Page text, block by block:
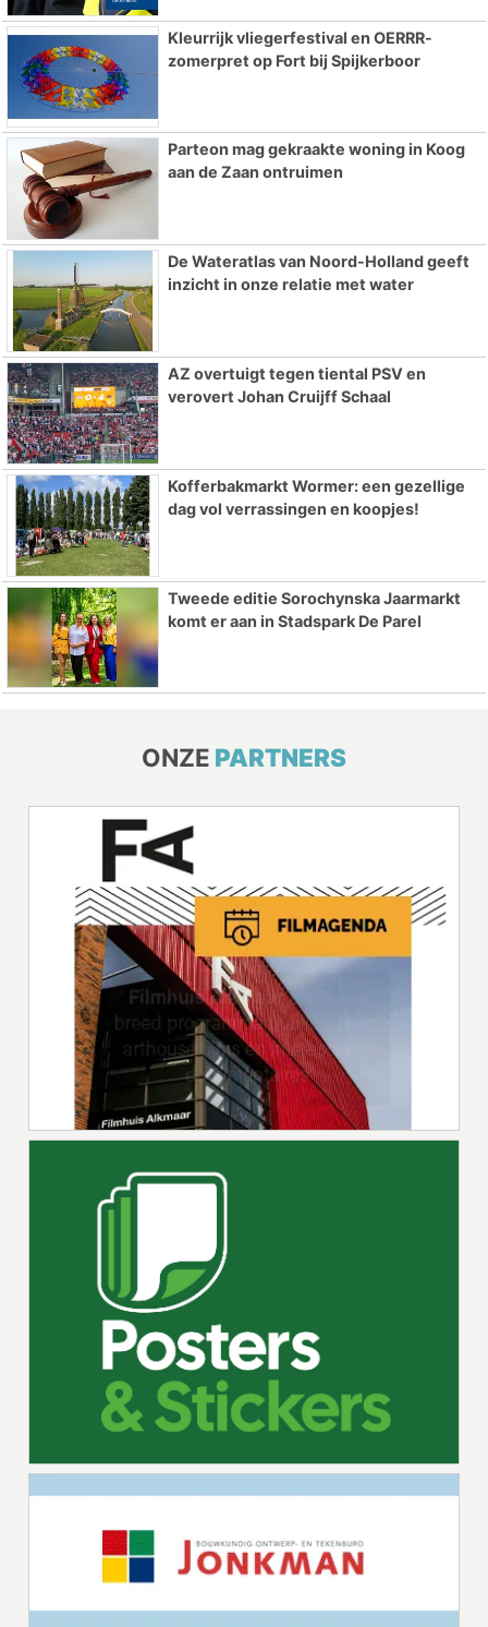
Kleurrijk vliegerfestival en OERRR-
zomerpret op Fort bij Spijkerboor
Parteon mag gekraakte woning in Koog
aan de Zaan ontruimen
De Wateratlas van Noord-Holland geeft
inzicht in onze relatie met water
AZ overtuigt tegen tiental PSV en
verovert Johan Cruijff Schaal
Kofferbakmarkt Wormer: een gezellige
dag vol verrassingen en koopjes!
Tweede editie Sorochynska Jaarmarkt
komt er aan in Stadspark De Parel
ONZE PARTNERS